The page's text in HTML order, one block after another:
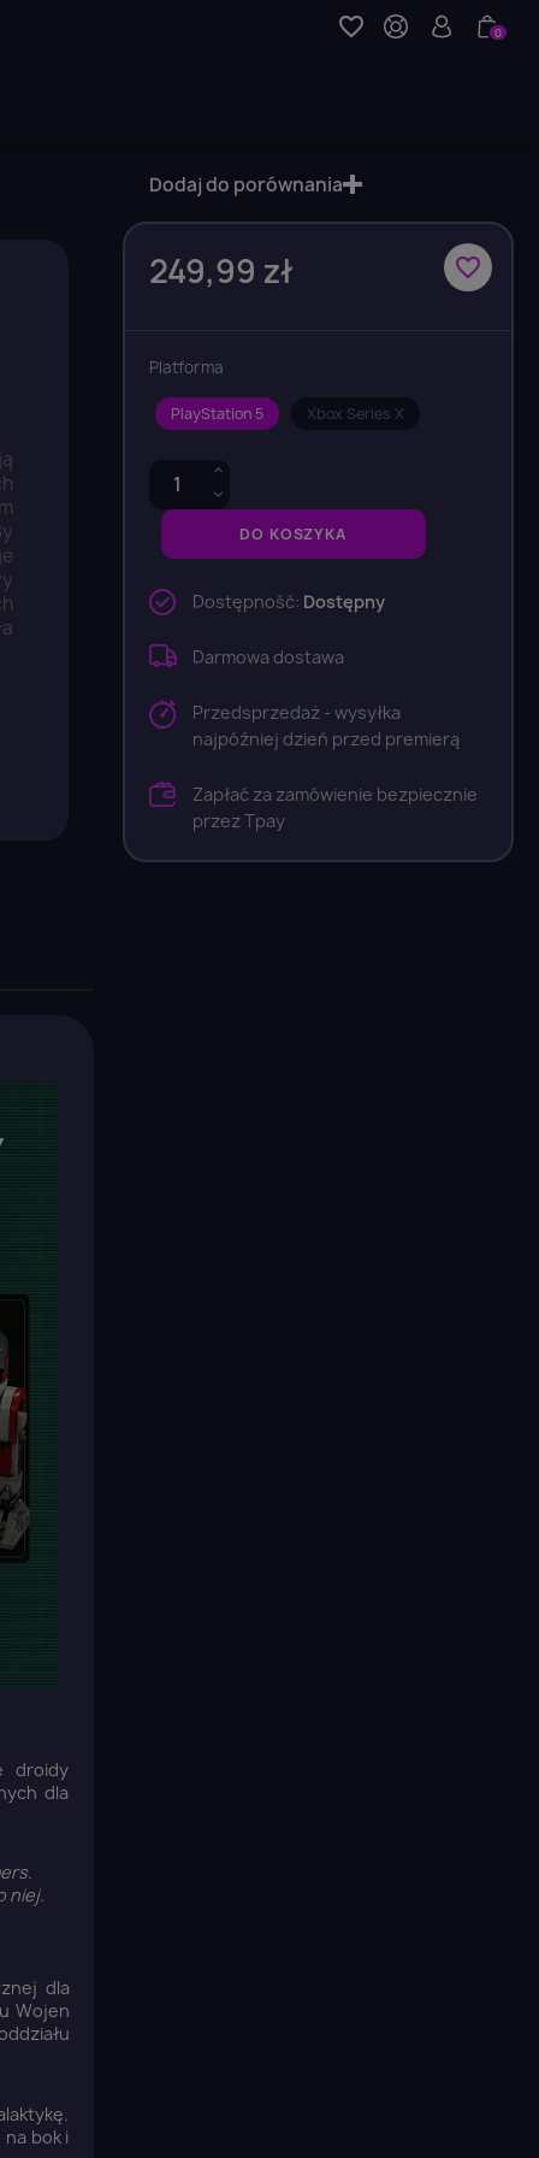
favorite_border 0
droidy
dla
niej.
dla
Wojen
bok i
favorite_border
249,99 zł
Platforma
PlayStation 5 Xbox Series X
DO KOSZYKA
Dodaj do porównania
Dostępność: Dostępny
Darmowa dostawa
Przedsprzedaż - wysyłka
najpóźniej dzień przed premierą
Zapłać za zamówienie bezpiecznie
przez Tpay